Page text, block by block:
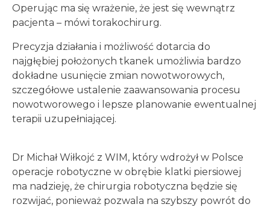
Operując ma się wrażenie, że jest się wewnątrz
pacjenta – mówi torakochirurg.
Precyzja działania i możliwość dotarcia do
najgłębiej położonych tkanek umożliwia bardzo
dokładne usunięcie zmian nowotworowych,
szczegółowe ustalenie zaawansowania procesu
nowotworowego i lepsze planowanie ewentualnej
terapii uzupełniającej.
Dr Michał Wiłkojć z WIM, który wdrożył w Polsce
operacje robotyczne w obrębie klatki piersiowej
ma nadzieję, że chirurgia robotyczna będzie się
rozwijać, ponieważ pozwala na szybszy powrót do